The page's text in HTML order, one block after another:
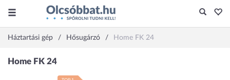
Háztartási gép Hősugárzó Home FK 24